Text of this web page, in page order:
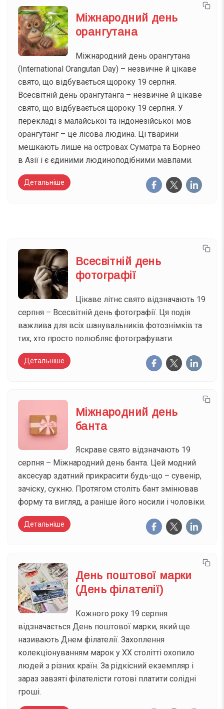
Міжнародний день
орангутана
Міжнародний день орангутана
(International Orangutan Day) – незвичне й цікаве
свято, що відбувається щороку 19 серпня.
Всесвітній день орангутанга – незвичне й цікаве
свято, що відбувається щороку 19 серпня. У
перекладі з малайської та індонезійської мов
орангутанг – це лісова людина. Ці тварини
мешкають лише на островах Суматра та Борнео
в Азії і є єдиними людиноподібними мавпами.
Детальніше
Всесвітній день
фотографії
Цікаве літнє свято відзначають 19
серпня – Всесвітній день фотографії. Ця подія
важлива для всіх шанувальників фотознімків та
тих, хто просто полюбляє фотографувати.
Детальніше
Міжнародний день
банта
Яскраве свято відзначають 19
серпня – Міжнародний день банта. Цей модний
аксесуар здатний прикрасити будь-що – сувенір,
зачіску, сукню. Протягом століть бант змінював
форму та вигляд, а раніше його носили і чоловіки.
Детальніше
День поштової марки
(День філателії)
Кожного року 19 серпня
відзначається День поштової марки, який ще
називають Днем філателії. Захоплення
колекціонуванням марок у XX столітті охопило
людей з різних країн. За рідкісний екземпляр і
зараз завзяті філателісти готові платити солідні
гроші.